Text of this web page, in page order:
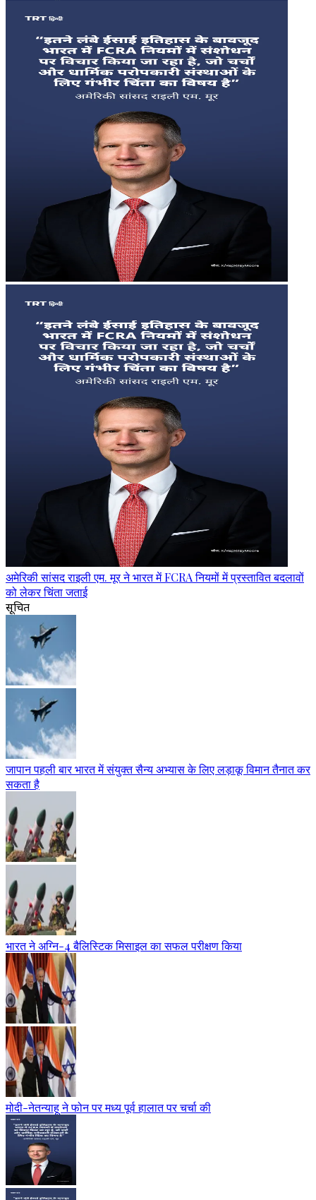
अमेरिकी सांसद राइली एम. मूर ने भारत में FCRA नियमों में प्रस्तावित बदलावों
को लेकर चिंता जताई
सूचित
जापान पहली बार भारत में संयुक्त सैन्य अभ्यास के लिए लड़ाकू विमान तैनात कर
सकता है
भारत ने अग्नि-4 बैलिस्टिक मिसाइल का सफल परीक्षण किया
मोदी-नेतन्याहू ने फोन पर मध्य पूर्व हालात पर चर्चा की